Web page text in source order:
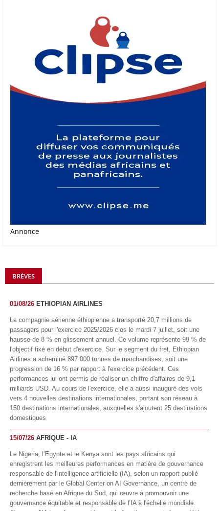
Annonce
BRÈVES
01/08/26 ETHIOPIAN AIRLINES
La compagnie aérienne éthiopienne a transporté 20,7 millions de
passagers pour l'exercice 2025/2026 clos le mardi 7 juillet, soit une
hausse de 8 % en glissement annuel. Ce volume représente 99 % de
l'objectif fixé en début d'exercice. Sur le segment du fret, Ethiopian
Airlines a acheminé 897 000 tonnes de marchandises, soit une
progression de 16 % par rapport à l'exercice précédent. Ces
performances lui ont permis de réaliser un chiffre d'affaires de 9,1
milliards USD. Au cours de l'exercice, elle a aussi inauguré des vols
vers 4 nouvelles destinations internationales, portant son réseau à
150 destinations internationales, auxquelles s'ajoutent 25 destinations
domestiques
15/07/26 AFRIQUE - IA
Le Nigeria, l’Egypte et le Kenya sont les pays africains qui
enregistrent les meilleures performances en matière de gouvernance
responsable de l'intelligence artificielle (IA), selon un rapport publié
dernièrement par le Global Center on AI Governance, un centre de
recherche basé en Afrique du Sud, qui œuvre à promouvoir une
gouvernance équitable et responsable de l’IA à l'échelle mondiale.